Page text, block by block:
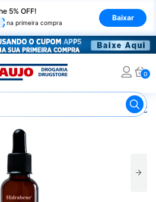
5% OFF!
na primeira compra
Baixar
0
Cuidados com o Rosto